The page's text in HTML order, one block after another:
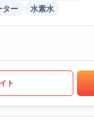
ター 水素水
ト